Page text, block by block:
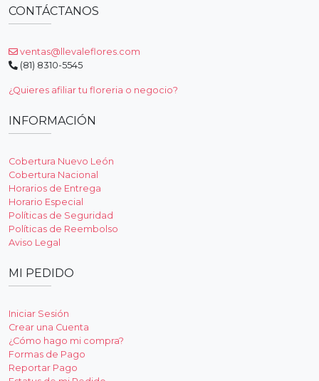
CONTÁCTANOS
ventas@llevaleflores.com
(81) 8310-5545
¿Quieres afiliar tu floreria o negocio?
INFORMACIÓN
Cobertura Nuevo León
Cobertura Nacional
Horarios de Entrega
Horario Especial
Políticas de Seguridad
Políticas de Reembolso
Aviso Legal
MI PEDIDO
Iniciar Sesión
Crear una Cuenta
¿Cómo hago mi compra?
Formas de Pago
Reportar Pago